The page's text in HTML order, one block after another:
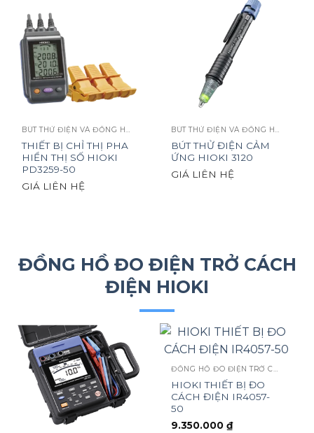
THIẾT BỊ CHỈ THỊ PHA
HIỂN THỊ SỐ HIOKI
PD3259-50
GIÁ LIÊN HỆ
BÚT THỬ ĐIỆN CẢM
ỨNG HIOKI 3120
GIÁ LIÊN HỆ
ĐỒNG HỒ ĐO ĐIỆN TRỞ CÁCH
ĐIỆN HIOKI
ĐỒNG HỒ ĐO ĐIỆN TRỞ CÁCH ĐIỆN
HIOKI THIẾT BỊ ĐO
CÁCH ĐIỆN IR4057-
50
9.350.000₫